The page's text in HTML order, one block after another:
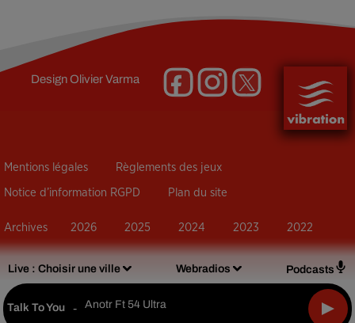
Live : Choisir une ville Webradios Podcasts
Talk To You - Anotr Ft 54 Ultra
DesignOlivier Varma
Mentions légales Règlements des jeux
Notice d’information RGPD Plan du site
Archives 2026 2025 2024 2023 2022